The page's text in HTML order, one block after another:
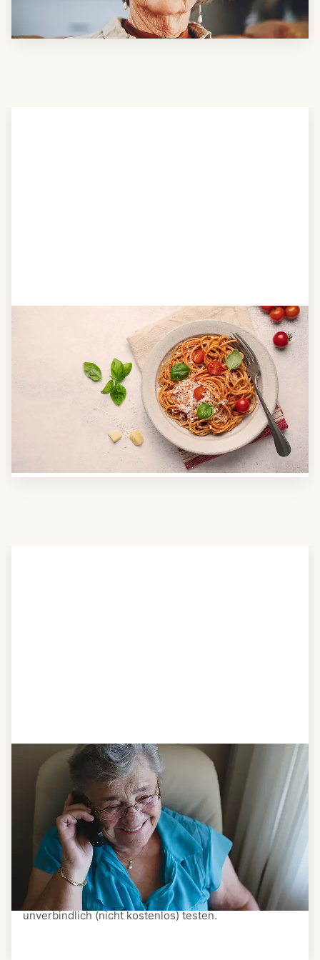
Anbieter finden
Nutzen Sie unsere große Mahlzeiten-Dienst-Suche,
um herauszufinden, welche Anbieter es in Ihrer
Region gibt und welcher am besten zu Ihnen passt.
Verschaffen Sie sich auch einen Überblick über die
Essen auf Rädern-Kosten.
Schritt 3
Bestellen & liefern lassen
Suchen Sie sich aus dem Speiseplan Ihres Anbieters
aus, was Ihnen schmeckt. Bestellen Sie telefonisch,
schriftlich oder im Online-Shop Ihres Anbieters.
Ein Kurier liefert Ihnen das bestellte Essen zum
vereinbarten Zeitpunkt nach Hause. Bei vielen
Anbietern können Sie Essen auf Rädern auch
unverbindlich (nicht kostenlos) testen.